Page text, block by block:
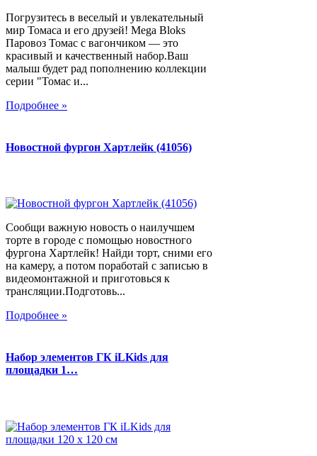
Погрузитесь в веселый и увлекательный
мир Томаса и его друзей! Mega Bloks
Паровоз Томас с вагончиком — это
красивый и качественный набор.Ваш
малыш будет рад пополнению коллекции
серии "Томас и...
Подробнее »
Новостной фургон Хартлейк (41056)
Сообщи важную новость о наилучшем
торте в городе с помощью новостного
фургона Хартлейк! Найди торт, сними его
на камеру, а потом поработай с записью в
видеомонтажной и приготовься к
трансляции.Подготовь...
Подробнее »
Набор элементов ГК iLKids для
площадки 1…